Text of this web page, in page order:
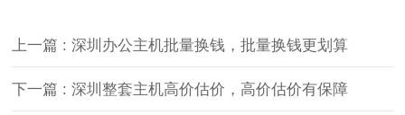
上一篇 : 深圳办公主机批量换钱，批量换钱更划算
下一篇 : 深圳整套主机高价估价，高价估价有保障